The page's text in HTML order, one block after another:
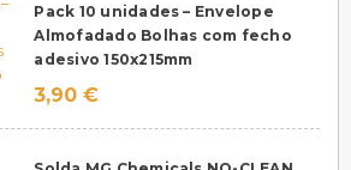
Pack 10 unidades – Envelope
Almofadado Bolhas com fecho
adesivo 150x215mm
3,90 €